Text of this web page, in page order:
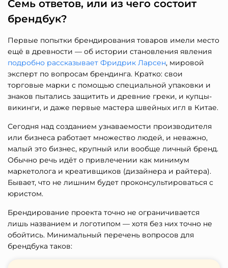
Семь ответов, или из чего состоит
брендбук?
Первые попытки брендирования товаров имели место
ещё в древности — об истории становления явления
подробно рассказывает Фридрик Ларсен, мировой
эксперт по вопросам брендинга. Кратко: свои
торговые марки с помощью специальной упаковки и
знаков пытались защитить и древние греки, и купцы-
викинги, и даже первые мастера швейных игл в Китае.
Сегодня над созданием узнаваемости производителя
или бизнеса работает множество людей, и неважно,
малый это бизнес, крупный или вообще личный бренд.
Обычно речь идёт о привлечении как минимум
маркетолога и креативщиков (дизайнера и райтера).
Бывает, что не лишним будет проконсультироваться с
юристом.
Брендирование проекта точно не ограничивается
лишь названием и логотипом — хотя без них точно не
обойтись. Минимальный перечень вопросов для
брендбука таков: